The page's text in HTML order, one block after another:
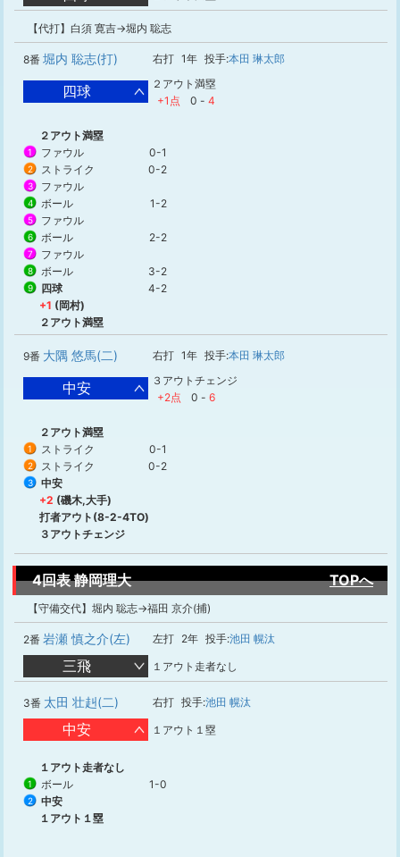
【代打】白須 寛吉→堀内 聡志
8番 堀内 聡志(打) 右打 1年 投手:本田 琳太郎
四球
２アウト満塁
+1点
0 - 4
２アウト満塁
1 ファウル 0-1
2 ストライク 0-2
3 ファウル
4 ボール 1-2
5 ファウル
6 ボール 2-2
7 ファウル
8 ボール 3-2
9 四球
4-2
+1 (岡村)
２アウト満塁
9番 大隅 悠馬(二) 右打 1年 投手:本田 琳太郎
中安
３アウトチェンジ
+2点
0 - 6
２アウト満塁
1 ストライク 0-1
2 ストライク 0-2
3
中安
+2 (磯木,大手)
打者アウト(8-2-4TO)
３アウトチェンジ
4回表 静岡理大 TOPへ
【守備交代】堀内 聡志→福田 京介(捕)
2番 岩瀬 慎之介(左) 左打 2年 投手:池田 幌汰
三飛 １アウト走者なし
3番 太田 壮赳(二) 右打 投手:池田 幌汰
中安 １アウト１塁
１アウト走者なし
1 ボール 1-0
2
中安
１アウト１塁